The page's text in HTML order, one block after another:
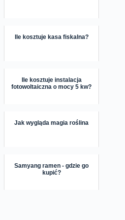
Ile kosztuje kasa fiskalna?
Ile kosztuje instalacja
fotowoltaiczna o mocy 5 kw?
Jak wygląda magia roślina
Samyang ramen - gdzie go
kupić?